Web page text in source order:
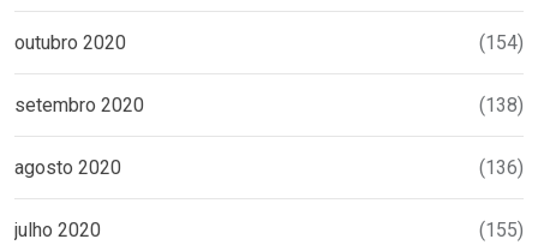
outubro 2020 (154)
setembro 2020 (138)
agosto 2020 (136)
julho 2020 (155)